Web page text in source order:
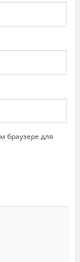
браузере для